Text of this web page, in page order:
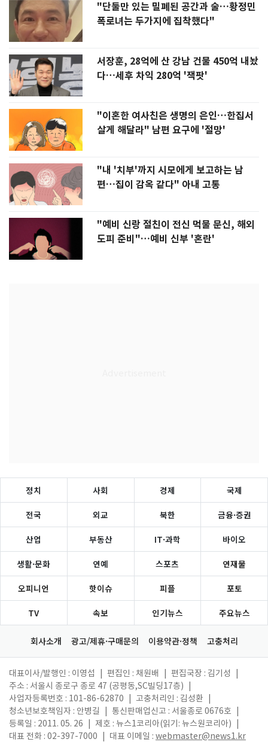
"단둘만 있는 밀폐된 공간과 술…황정민
폭로녀는 두가지에 집착했다"
서장훈, 28억에 산 강남 건물 450억 내놨
다…세후 차익 280억 '잭팟'
"이혼한 여사친은 생명의 은인…한집서
살게 해달라" 남편 요구에 '절망'
"내 '치부'까지 시모에게 보고하는 남
편…집이 감옥 같다" 아내 고통
"예비 신랑 절친이 전신 먹물 문신, 해외
도피 준비"…예비 신부 '혼란'
정치 사회 경제 국제
전국 외교 북한 금융·증권
산업 부동산 IT·과학 바이오
생활·문화 연예 스포츠 연재물
오피니언 핫이슈 피플 포토
TV 속보 인기뉴스 주요뉴스
회사소개 광고/제휴·구매문의 이용약관·정책 고충처리
대표이사/발행인 : 이영섭 편집인 : 채원배 편집국장 : 김기성
주소 : 서울시 종로구 종로 47 (공평동,SC빌딩17층)
사업자등록번호 : 101-86-62870
고충처리인 : 김성환
청소년보호책임자 : 안병길
통신판매업신고 : 서울종로 0676호
등록일 : 2011. 05. 26
제호 : 뉴스1코리아(읽기: 뉴스원코리아)
대표 전화 : 02-397-7000
대표 이메일 : webmaster@news1.kr